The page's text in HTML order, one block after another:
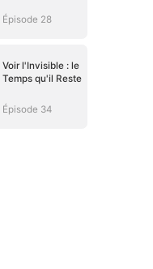
Épisode 28
Voir l'Invisible : le
Temps qu'il Reste
Épisode 34